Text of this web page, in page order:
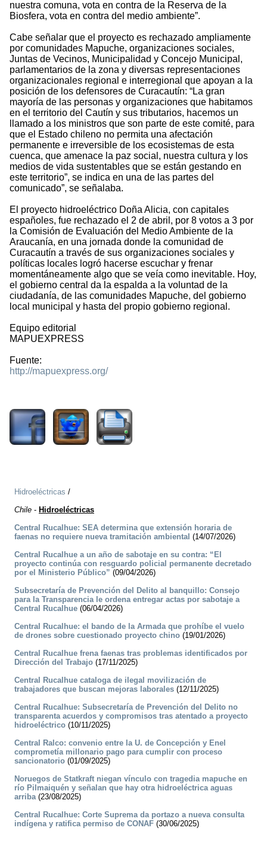
nuestra comuna, vota en contra de la Reserva de la
Biosfera, vota en contra del medio ambiente”.
Cabe señalar que el proyecto es rechazado ampliamente
por comunidades Mapuche, organizaciones sociales,
Juntas de Vecinos, Municipalidad y Concejo Municipal,
parlamentarios de la zona y diversas representaciones
organizacionales regional e interregional que apoyan a la
posición de los defensores de Curacautín: “La gran
mayoría de las personas y organizaciones que habitamos
en el territorio del Cautín y sus tributarios, hacemos un
llamado a los ministros que son parte de este comité, para
que el Estado chileno no permita una afectación
permanente e irreversible de los ecosistemas de esta
cuenca, que amenace la paz social, nuestra cultura y los
medios de vida sustentables que se están gestando en
este territorio”, se indica en una de las partes del
comunicado”, se señalaba.
El proyecto hidroeléctrico Doña Alicia, con capitales
españoles, fue rechazado el 2 de abril, por 8 votos a 3 por
la Comisión de Evaluación del Medio Ambiente de la
Araucanía, en una jornada donde la comunidad de
Curacautín a través de sus organizaciones sociales y
políticas locales logró hacerse escuchar y frenar
momentáneamente algo que se veía como inevitable. Hoy,
el gobierno central da la espalda a la voluntad de la
ciudadanía, de las comunidades Mapuche, del gobierno
local municipal y hasta del propio gobierno regional.
Equipo editorial
MAPUEXPRESS
Fuente:
http://mapuexpress.org/
Hidroeléctricas /
Chile - Hidroeléctricas
Central Rucalhue: SEA determina que extensión horaria de
faenas no requiere nueva tramitación ambiental (14/07/2026)
Central Rucalhue a un año de sabotaje en su contra: “El
proyecto continúa con resguardo policial permanente decretado
por el Ministerio Público” (09/04/2026)
Subsecretaría de Prevención del Delito al banquillo: Consejo
para la Transparencia le ordena entregar actas por sabotaje a
Central Rucalhue (06/04/2026)
Central Rucalhue: el bando de la Armada que prohíbe el vuelo
de drones sobre cuestionado proyecto chino (19/01/2026)
Central Rucalhue frena faenas tras problemas identificados por
Dirección del Trabajo (17/11/2025)
Central Rucalhue cataloga de ilegal movilización de
trabajadores que buscan mejoras laborales (12/11/2025)
Central Rucalhue: Subsecretaría de Prevención del Delito no
transparenta acuerdos y compromisos tras atentado a proyecto
hidroeléctrico (10/11/2025)
Central Ralco: convenio entre la U. de Concepción y Enel
comprometía millonario pago para cumplir con proceso
sancionatorio (01/09/2025)
Noruegos de Statkraft niegan vínculo con tragedia mapuche en
río Pilmaiquén y señalan que hay otra hidroeléctrica aguas
arriba(23/08/2025)
Central Rucalhue: Corte Suprema da portazo a nueva consulta
indígena y ratifica permiso de CONAF (30/06/2025)